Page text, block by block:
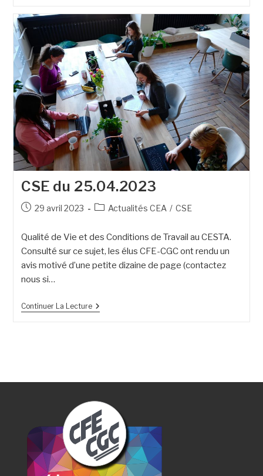
CSE du 25.04.2023
29 avril 2023 Actualités CEA / CSE
Qualité de Vie et des Conditions de Travail au CESTA.
Consulté sur ce sujet, les élus CFE-CGC ont rendu un
avis motivé d’une petite dizaine de page (contactez
nous si…
Continuer La Lecture